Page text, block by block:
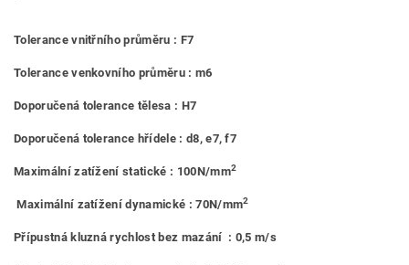
Tolerance vnitřního průměru : F7
Tolerance venkovního průměru : m6
Doporučená tolerance tělesa : H7
Doporučená tolerance hřídele : d8, e7, f7
Maximální zatížení statické : 100N/mm2
Maximální zatížení dynamické : 70N/mm2
Přípustná kluzná rychlost bez mazání : 0,5 m/s